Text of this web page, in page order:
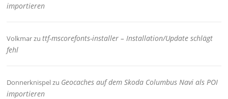
importieren
Volkmarzuttf-mscorefonts-installer – Installation/Update schlägt
fehl
Donnerknispelzu Geocaches auf dem Skoda Columbus Navi als POI
importieren